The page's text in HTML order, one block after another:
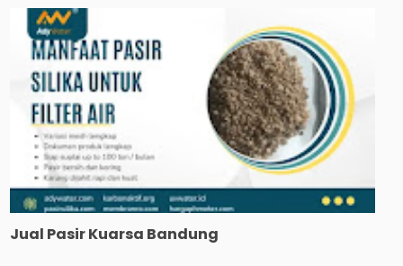
Jual Pasir Kuarsa Bandung